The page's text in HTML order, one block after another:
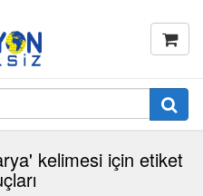
kelimesi için etiket